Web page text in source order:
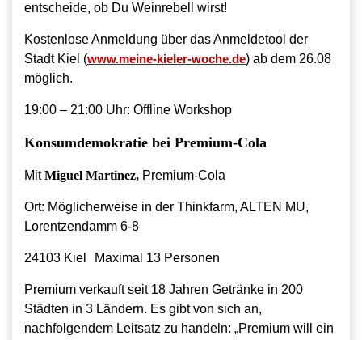
entscheide, ob Du Weinrebell wirst!
Kostenlose Anmeldung über das Anmeldetool der
Stadt Kiel (www.meine-kieler-woche.de) ab dem 26.08
möglich.
19:00 – 21:00 Uhr: Offline Workshop
Konsumdemokratie bei Premium-Cola
MitMiguel Martinez, Premium-Cola
Ort: Möglicherweise in der Thinkfarm, ALTEN MU,
Lorentzendamm 6-8
24103 Kiel Maximal 13 Personen
Premium verkauft seit 18 Jahren Getränke in 200
Städten in 3 Ländern. Es gibt von sich an,
nachfolgendem Leitsatz zu handeln: „Premium will ein